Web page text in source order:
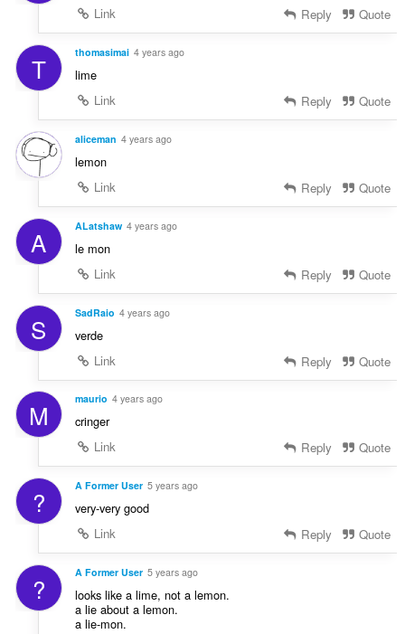
Link
Reply Quote
T thomasimai 4 years ago
lime
Link
Reply Quote
aliceman 4 years ago
lemon
Link
Reply Quote
A ALatshaw 4 years ago
le mon
Link
Reply Quote
S SadRaio 4 years ago
verde
Link
Reply Quote
M maurio 4 years ago
cringer
Link
Reply Quote
? A Former User 5 years ago
very-very good
Link
Reply Quote
? A Former User 5 years ago
looks like a lime, not a lemon.
a lie about a lemon.
a lie-mon.